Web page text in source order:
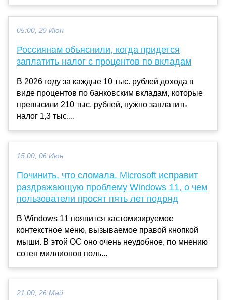
05:00, 29 Июн
Россиянам объяснили, когда придется
заплатить налог с процентов по вкладам
В 2026 году за каждые 10 тыс. рублей дохода в
виде процентов по банковским вкладам, которые
превысили 210 тыс. рублей, нужно заплатить
налог 1,3 тыс....
15:00, 06 Июн
Починить, что сломала. Microsoft исправит
раздражающую проблему Windows 11, о чем
пользователи просят пять лет подряд
В Windows 11 появится кастомизируемое
контекстное меню, вызываемое правой кнопкой
мыши. В этой ОС оно очень неудобное, по мнению
сотен миллионов поль...
21:00, 26 Май